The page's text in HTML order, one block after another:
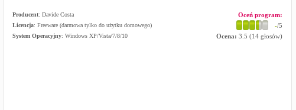
Producent: Davide Costa
Licencja: Freeware (darmowa tylko do użytku domowego)
System Operacyjny: Windows XP/Vista/7/8/10
Oceń program:
-/5
Ocena: 3.5 (14głosów)